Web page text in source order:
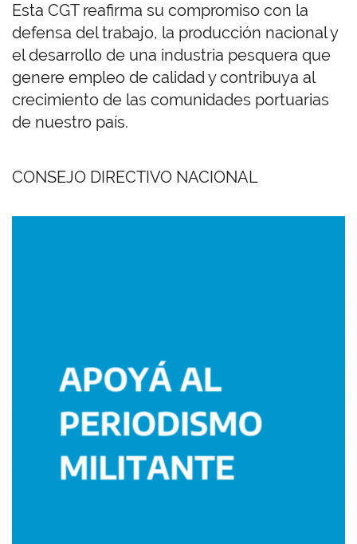
Esta CGT reafirma su compromiso con la
defensa del trabajo, la producción nacional y
el desarrollo de una industria pesquera que
genere empleo de calidad y contribuya al
crecimiento de las comunidades portuarias
de nuestro país.
CONSEJO DIRECTIVO NACIONAL